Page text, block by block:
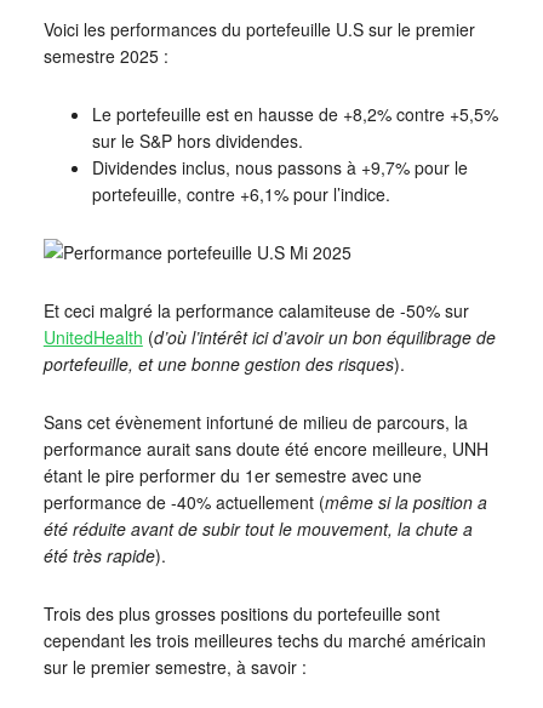
Voici les performances du portefeuille U.S sur le premier
semestre 2025 :
Le portefeuille est en hausse de +8,2% contre +5,5%
sur le S&P hors dividendes.
Dividendes inclus, nous passons à +9,7% pour le
portefeuille, contre +6,1% pour l’indice.
Et ceci malgré la performance calamiteuse de -50% sur
UnitedHealth (d’où l’intérêt ici d’avoir un bon équilibrage de
portefeuille, et une bonne gestion des risques).
Sans cet évènement infortuné de milieu de parcours, la
performance aurait sans doute été encore meilleure, UNH
étant le pire performer du 1er semestre avec une
performance de -40% actuellement (même si la position a
été réduite avant de subir tout le mouvement, la chute a
été très rapide).
Trois des plus grosses positions du portefeuille sont
cependant les trois meilleures techs du marché américain
sur le premier semestre, à savoir :